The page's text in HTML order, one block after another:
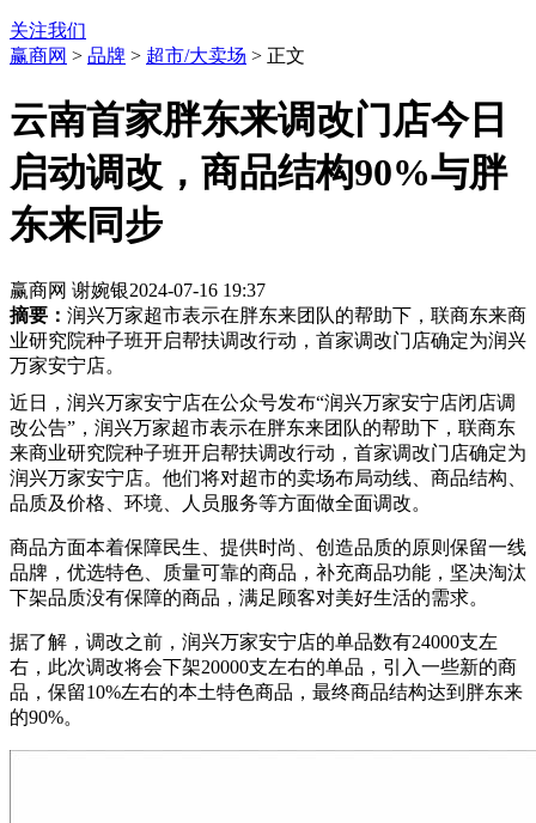
关注我们
赢商网 > 品牌 > 超市/大卖场 > 正文
云南首家胖东来调改门店今日
启动调改，商品结构90%与胖
东来同步
赢商网 谢婉银2024-07-16 19:37
摘要： 润兴万家超市表示在胖东来团队的帮助下，联商东来商
业研究院种子班开启帮扶调改行动，首家调改门店确定为润兴
万家安宁店。
近日，润兴万家安宁店在公众号发布“润兴万家安宁店闭店调
改公告”，润兴万家超市表示在胖东来团队的帮助下，联商东
来商业研究院种子班开启帮扶调改行动，首家调改门店确定为
润兴万家安宁店。他们将对超市的卖场布局动线、商品结构、
品质及价格、环境、人员服务等方面做全面调改。
商品方面本着保障民生、提供时尚、创造品质的原则保留一线
品牌，优选特色、质量可靠的商品，补充商品功能，坚决淘汰
下架品质没有保障的商品，满足顾客对美好生活的需求。
据了解，调改之前，润兴万家安宁店的单品数有24000支左
右，此次调改将会下架20000支左右的单品，引入一些新的商
品，保留10%左右的本土特色商品，最终商品结构达到胖东来
的90%。